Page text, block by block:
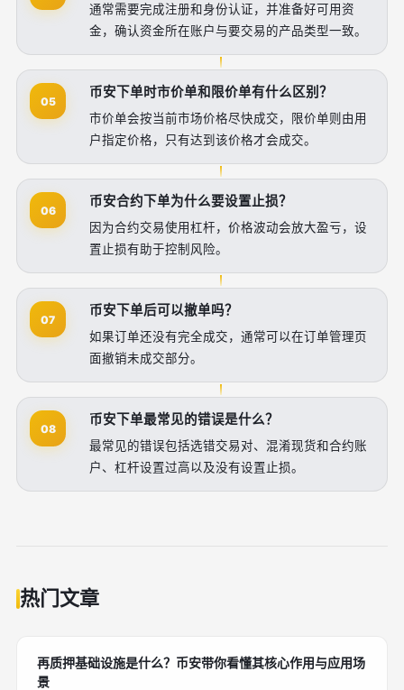
通常需要完成注册和身份认证，并准备好可用资
金，确认资金所在账户与要交易的产品类型一致。
05
币安下单时市价单和限价单有什么区别？
市价单会按当前市场价格尽快成交，限价单则由用
户指定价格，只有达到该价格才会成交。
06
币安合约下单为什么要设置止损？
因为合约交易使用杠杆，价格波动会放大盈亏，设
置止损有助于控制风险。
07
币安下单后可以撤单吗？
如果订单还没有完全成交，通常可以在订单管理页
面撤销未成交部分。
08
币安下单最常见的错误是什么？
最常见的错误包括选错交易对、混淆现货和合约账
户、杠杆设置过高以及没有设置止损。
热门文章
再质押基础设施是什么？币安带你看懂其核心作用与应用场
景